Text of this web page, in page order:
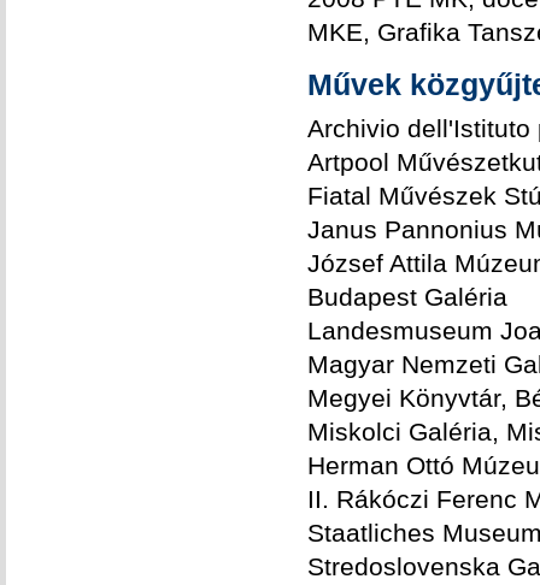
MKE, Grafika
Művek
Archivio dell'Istituto
Artpool
Fiatal Művészek
Janus Pannonius
József Attila
Budapest Galéria
Landesmuseum
Magyar Nemzeti
Megyei Könyvtár,
Miskolci Galéria,
Herman Ottó
II. Rákóczi Ferenc
Staatliches
Stredoslovenska